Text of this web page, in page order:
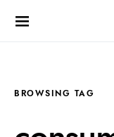
BROWSING TAG